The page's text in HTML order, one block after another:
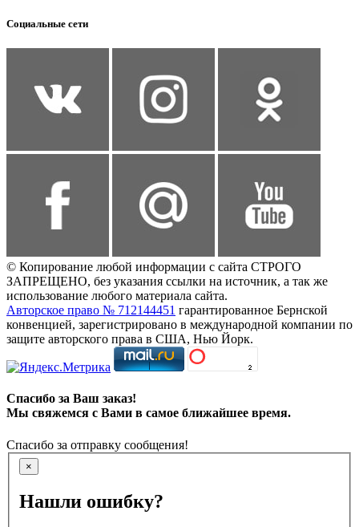
Социальные сети
© Копирование любой информации с сайта СТРОГО
ЗАПРЕЩЕНО, без указания ссылки на источник, а так же
использование любого материала сайта.
Авторское право № 712144451 гарантированное Бернской
конвенцией, зарегистрировано в международной компании по
защите авторского права в США, Нью Йорк.
Спасибо за Ваш заказ!
Мы свяжемся с Вами в самое ближайшее время.
Спасибо за отправку сообщения!
×
Нашли ошибку?